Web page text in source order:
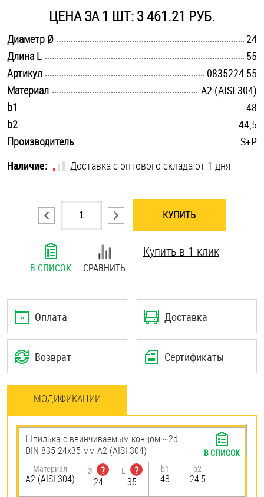
Саморезы и шурупы
Стопорные кольца
Такелаж
Хомуты
Шплинты
Штифты и пальцы
ЦЕНА ЗА 1 ШТ: 3 461.21 РУБ.
Диаметр Ø
24
Длина L
55
Артикул
0835224 55
Материал
А2 (AISI 304)
b1
48
b2
44,5
Производитель
S+P
Наличие:
Доставка с оптового склада от 1 дня
КУПИТЬ
В СПИСОК СРАВНИТЬ
Купить в 1 клик
Оплата Доставка
Возврат Сертификаты
МОДИФИКАЦИИ
Шпилька c ввинчиваемым концом ~2d
DIN 835 24х35 мм А2 (AISI 304)
Материал
А2 (AISI 304)
Ø
?
24
L
?
35
b1
48
b2
24,5
В СПИСОК